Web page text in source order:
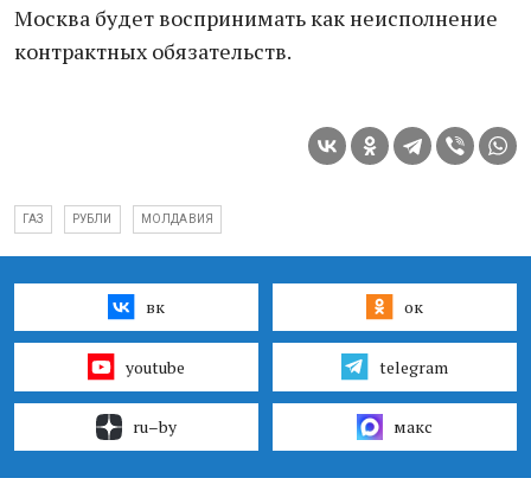
Москва будет воспринимать как неисполнение
контрактных обязательств.
ГАЗ РУБЛИ МОЛДАВИЯ
вк ок
youtube telegram
ru–by макс